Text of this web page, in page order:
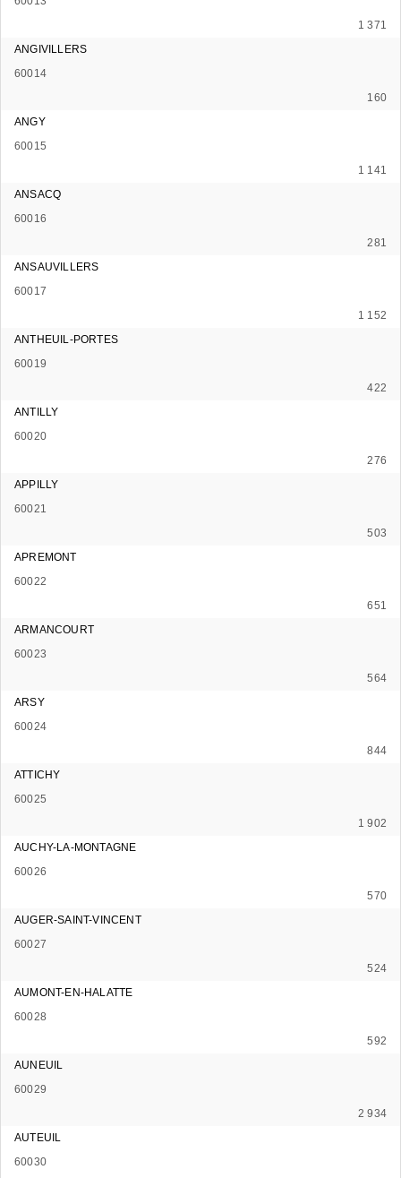
1 371
ANGIVILLERS
60014
160
ANGY
60015
1 141
ANSACQ
60016
281
ANSAUVILLERS
60017
1 152
ANTHEUIL-PORTES
60019
422
ANTILLY
60020
276
APPILLY
60021
503
APREMONT
60022
651
ARMANCOURT
60023
564
ARSY
60024
844
ATTICHY
60025
1 902
AUCHY-LA-MONTAGNE
60026
570
AUGER-SAINT-VINCENT
60027
524
AUMONT-EN-HALATTE
60028
592
AUNEUIL
60029
2 934
AUTEUIL
60030